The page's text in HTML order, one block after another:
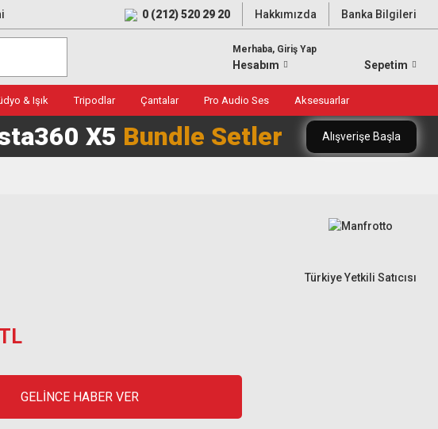
0 (212) 520 29 20 Hakkımızda Banka Bilgileri
Merhaba, Giriş Yap
Hesabım Sepetim
& Işık Tripodlar Çantalar Pro Audio Ses Aksesuarlar
X5 Bundle Setler Alışverişe Başla
Türkiye Yetkili Satıcısı
GELİNCE HABER VER